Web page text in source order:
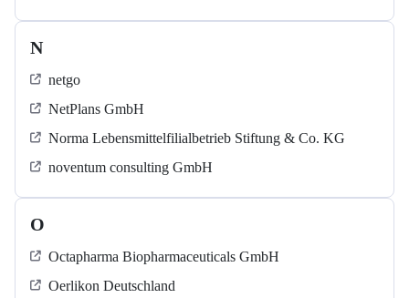
N
netgo
NetPlans GmbH
Norma Lebensmittelfilialbetrieb Stiftung & Co. KG
noventum consulting GmbH
O
Octapharma Biopharmaceuticals GmbH
Oerlikon Deutschland